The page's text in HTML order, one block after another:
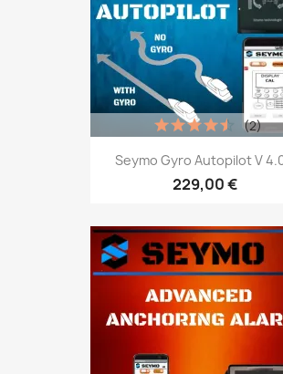
Seymo Gyro Autopilot V
229,00 €
(2)